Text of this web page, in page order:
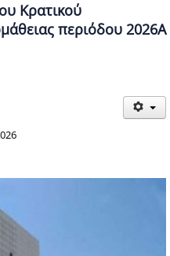
Κρατικού
περιόδου 2026Α